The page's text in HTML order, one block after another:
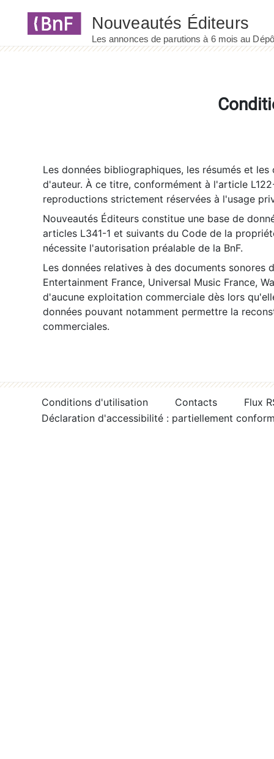
Les données bibliographiques, les résumés et
d'auteur. À ce titre, conformément à l'article
reproductions strictement réservées à l'usage
Nouveautés Éditeurs constitue une base de
articles L341-1 et suivants du Code de la
nécessite l'autorisation préalable de la BnF.
Les données relatives à des documents sonores
Entertainment France, Universal Music France,
d'aucune exploitation commerciale dès lors
données pouvant notamment permettre la
commerciales.
Conditions d'utilisation Contacts
Flux
Déclaration d'accessibilité : partiellement